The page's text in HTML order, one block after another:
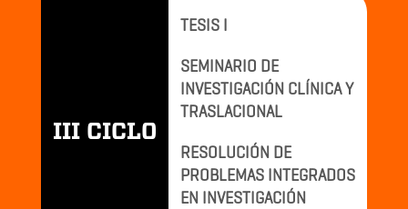
III CICLO
TESIS I
SEMINARIO DE
INVESTIGACIÓN CLÍNICA Y
TRASLACIONAL
RESOLUCIÓN DE
PROBLEMAS INTEGRADOS
EN INVESTIGACIÓN